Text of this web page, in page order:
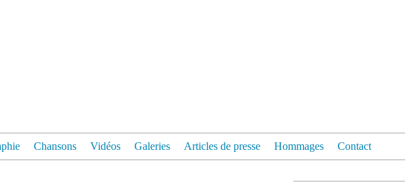
Chansons Vidéos Galeries Articles de presse Hommages Contact